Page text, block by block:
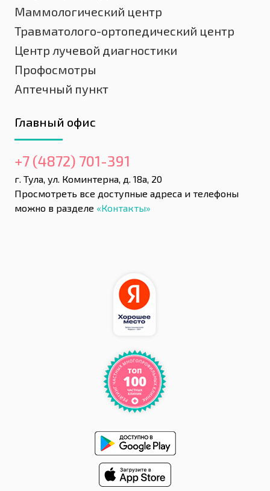
Маммологический центр
Травматолого-ортопедический центр
Центр лучевой диагностики
Профосмотры
Аптечный пункт
Главный офис
+7 (4872) 701-391
г. Тула, ул. Коминтерна, д. 18а, 20
Просмотреть все доступные адреса и телефоны
можно в разделе «Контакты»